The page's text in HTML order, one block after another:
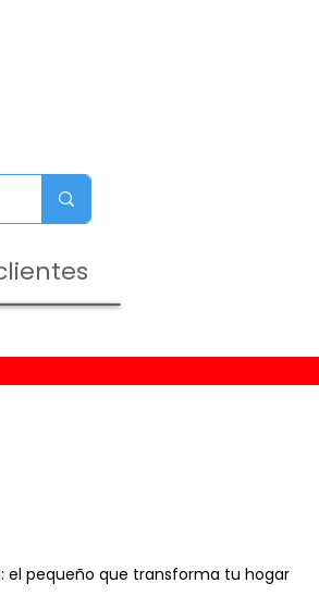
el pequeño que transforma tu hogar